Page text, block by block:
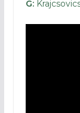
G: